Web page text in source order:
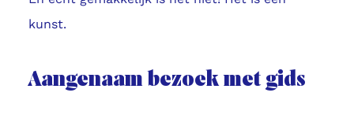
kunst.
Aangenaam bezoek met gids